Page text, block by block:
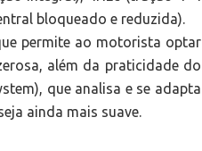
bloqueado e reduzida).
permite ao motorista optar
além da praticidade do
que analisa e se adapta
ainda mais suave.